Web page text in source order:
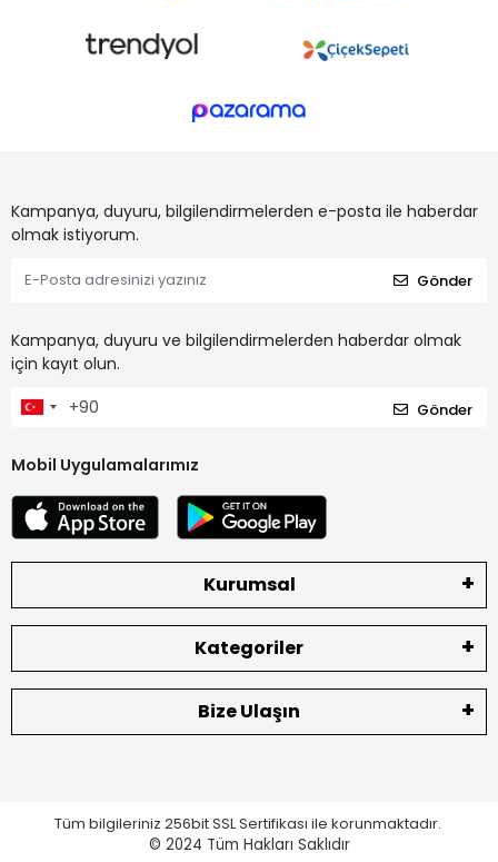
Kampanya, duyuru, bilgilendirmelerden e-posta ile haberdar
olmak istiyorum.
Gönder
Kampanya, duyuru ve bilgilendirmelerden haberdar olmak
için kayıt olun.
Gönder
Mobil Uygulamalarımız
Kurumsal
Kategoriler
Bize Ulaşın
Tüm bilgileriniz 256bit SSL Sertifikası ile korunmaktadır.
© 2024 Tüm Hakları Saklıdır